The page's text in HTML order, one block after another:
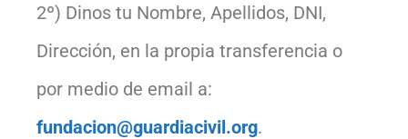
2º) Dinos tu Nombre, Apellidos, DNI,
Dirección, en la propia transferencia o
por medio de email a:
fundacion@guardiacivil.org.